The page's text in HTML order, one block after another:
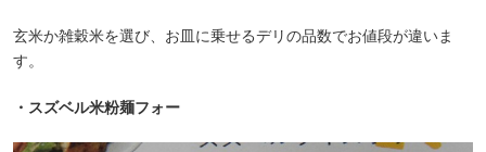
玄米か雑穀米を選び、お皿に乗せるデリの品数でお値段が違いま
す。
・スズベル米粉麺フォー